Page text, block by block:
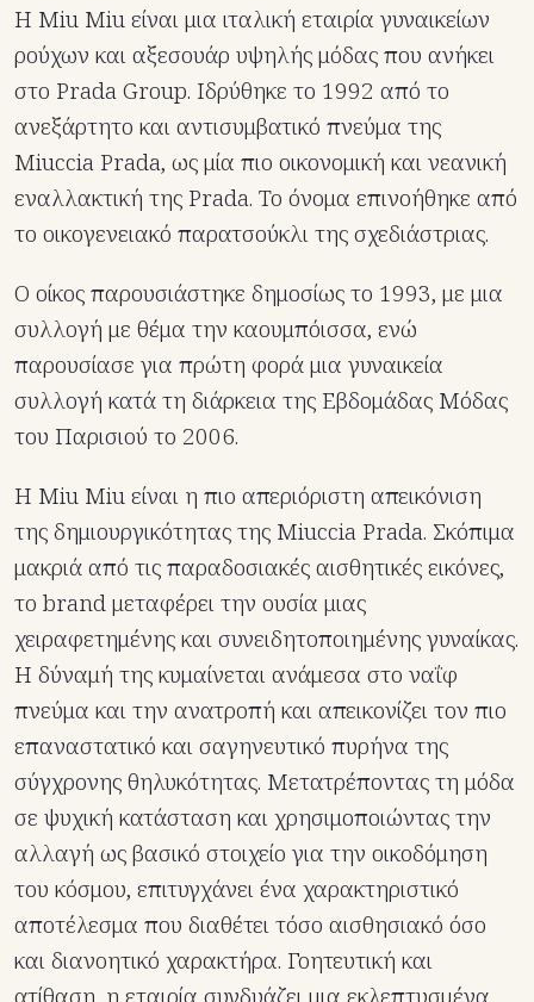
Η Miu Miu είναι μια ιταλική εταιρία γυναικείων
ρούχων και αξεσουάρ υψηλής μόδας που ανήκει
στο Prada Group. Ιδρύθηκε το 1992 από το
ανεξάρτητο και αντισυμβατικό πνεύμα της
Miuccia Prada, ως μία πιο οικονομική και νεανική
εναλλακτική της Prada. Το όνομα επινοήθηκε από
το οικογενειακό παρατσούκλι της σχεδιάστριας.
Ο οίκος παρουσιάστηκε δημοσίως το 1993, με μια
συλλογή με θέμα την καουμπόισσα, ενώ
παρουσίασε για πρώτη φορά μια γυναικεία
συλλογή κατά τη διάρκεια της Εβδομάδας Μόδας
του Παρισιού το 2006.
Η Miu Miu είναι η πιο απεριόριστη απεικόνιση
της δημιουργικότητας της Miuccia Prada. Σκόπιμα
μακριά από τις παραδοσιακές αισθητικές εικόνες,
το brand μεταφέρει την ουσία μιας
χειραφετημένης και συνειδητοποιημένης γυναίκας.
Η δύναμή της κυμαίνεται ανάμεσα στο ναΐφ
πνεύμα και την ανατροπή και απεικονίζει τον πιο
επαναστατικό και σαγηνευτικό πυρήνα της
σύγχρονης θηλυκότητας. Μετατρέποντας τη μόδα
σε ψυχική κατάσταση και χρησιμοποιώντας την
αλλαγή ως βασικό στοιχείο για την οικοδόμηση
του κόσμου, επιτυγχάνει ένα χαρακτηριστικό
αποτέλεσμα που διαθέτει τόσο αισθησιακό όσο
και διανοητικό χαρακτήρα. Γοητευτική και